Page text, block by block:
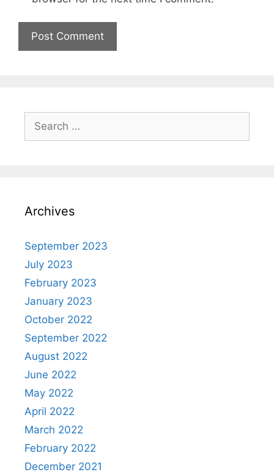
Archives
September 2023
July 2023
February 2023
January 2023
October 2022
September 2022
August 2022
June 2022
May 2022
April 2022
March 2022
February 2022
December 2021